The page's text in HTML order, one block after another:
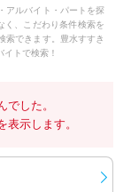
アルバイト・パートを探
く、こだわり条件検索を
索できます。豊水すすき
トで検索！
した。
示します。